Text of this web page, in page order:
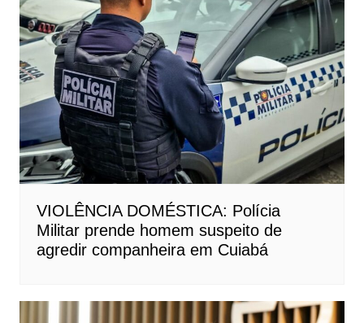
VIOLÊNCIA DOMÉSTICA: Polícia
Militar prende homem suspeito de
agredir companheira em Cuiabá